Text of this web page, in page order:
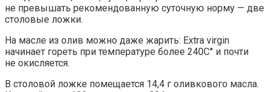
не превышать рекомендованную суточную норму — две
столовые ложки.
На масле из олив можно даже жарить: Extra virgin
начинает гореть при температуре более 240С° и почти
не окисляется.
В столовой ложке помещается 14,4 г оливкового масла.